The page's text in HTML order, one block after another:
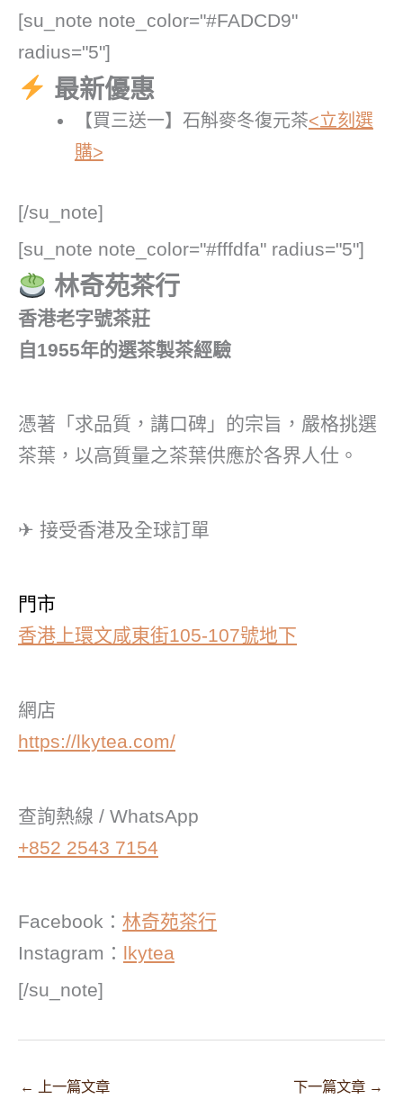
[su_note note_color="#FADCD9"
radius="5"]
最新優惠
【買三送一】石斛麥冬復元茶<立刻選
購>
[/su_note]
[su_note note_color="#fffdfa" radius="5"]
林奇苑茶行
香港老字號茶莊
自1955年的選茶製茶經驗
憑著「求品質，講口碑」的宗旨，嚴格挑選
茶葉，以高質量之茶葉供應於各界人仕。
✈ 接受香港及全球訂單
門市
香港上環文咸東街105-107號地下
網店
https://lkytea.com/
查詢熱線 / WhatsApp
+852 2543 7154
Facebook： 林奇苑茶行
Instagram： lkytea
[/su_note]
← 上一篇文章 下一篇文章 →